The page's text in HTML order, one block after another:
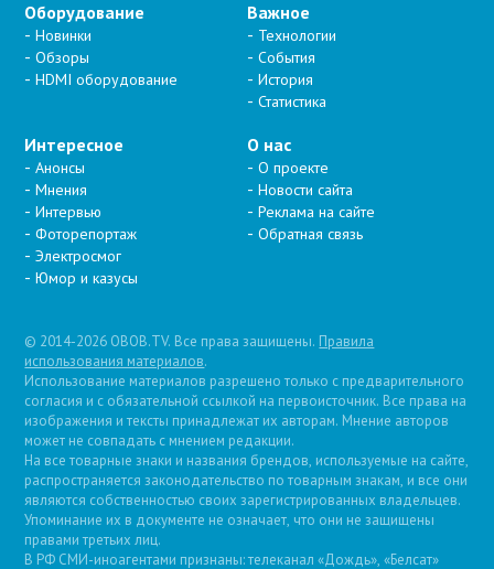
Оборудование
Новинки
Обзоры
HDMI оборудование
Важное
Технологии
События
История
Статистика
Интересное
Анонсы
Мнения
Интервью
Фоторепортаж
Электросмог
Юмор и казусы
О нас
О проекте
Новости сайта
Реклама на сайте
Обратная связь
© 2014-2026 OBOB.TV. Все права защищены. Правила
использования материалов.
Использование материалов разрешено только с предварительного
согласия и с обязательной ссылкой на первоисточник. Все права на
изображения и тексты принадлежат их авторам. Мнение авторов
может не совпадать с мнением редакции.
На все товарные знаки и названия брендов, используемые на сайте,
распространяется законодательство по товарным знакам, и все они
являются собственностью своих зарегистрированных владельцев.
Упоминание их в документе не означает, что они не защищены
правами третьих лиц.
В РФ СМИ-иноагентами признаны: телеканал «Дождь», «Белсат»